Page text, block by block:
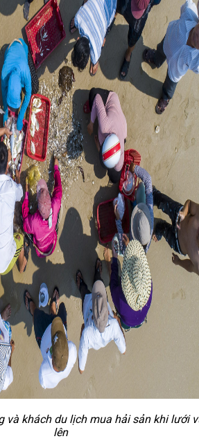
và khách du lịch mua hảisản khi lưới
lên